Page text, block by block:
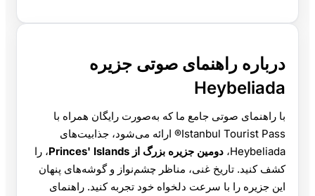
درباره راهنمای صوتی جزیره
Heybeliada
با راهنمای صوتی جامع ما که به‌صورت رایگان همراه با
Istanbul Tourist Pass® ارائه می‌شود، جذابیت‌های
Heybeliada، دومین جزیره بزرگ از Princes' Islands
، را
کشف کنید. تاریخ غنی، مناظر چشم‌نواز و گوشه‌های پنهان
این جزیره را با سرعت دلخواه خود تجربه کنید. راهنمای